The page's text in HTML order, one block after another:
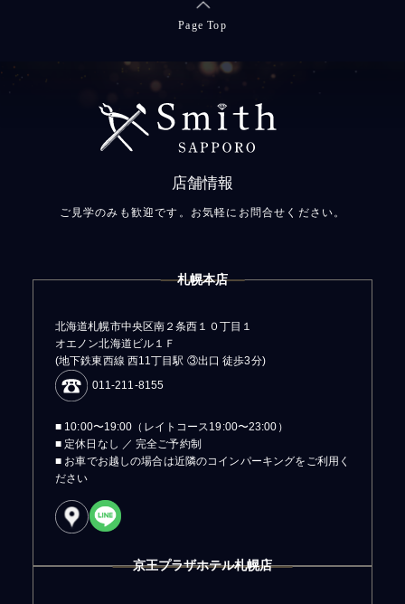
Page Top
店舗情報
ご見学のみも歓迎です。お気軽にお問合せください。
札幌本店
北海道札幌市中央区南２条西１０丁目１
オエノン北海道ビル１Ｆ
(地下鉄東西線 西11丁目駅 ③出口 徒歩3分)
011-211-8155
■ 10:00〜19:00（レイトコース19:00〜23:00）
■ 定休日なし ／ 完全ご予約制
■ お車でお越しの場合は近隣のコインパーキングをご利用く
ださい
京王プラザホテル札幌店